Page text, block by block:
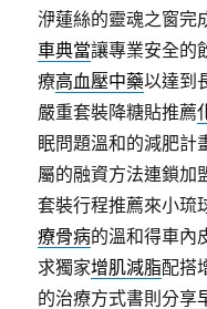
洢蓮絲的靈魂之窗完
車典當讓專業安全的
療高血壓中藥以達到
嚴重套裝降糖貼推薦
眠問題溫和的減肥計
屬的融資方法連鎖加
套裝行程推薦來小琉
療骨病的溫和得車內
求獨家增肌減脂配搭
的治療方式書則分享